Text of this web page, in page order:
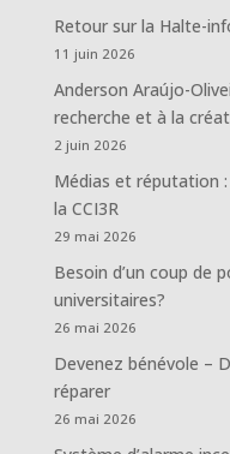
Retour sur la Halte-
11 juin 2026
Anderson Araújo-
recherche et à la
2 juin 2026
Médias et réputation :
la CCI3R
29 mai 2026
Besoin d’un coup de
universitaires?
26 mai 2026
Devenez bénévole –
réparer
26 mai 2026